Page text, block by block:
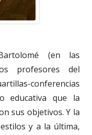
(en las
profesores del
conferencias
educativa que la
sus objetivos. Y la
y a la última,